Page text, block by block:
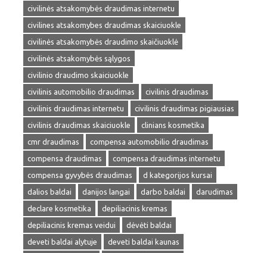
civilinės atsakomybės draudimas internetu
civilines atsakomybes draudimas skaiciuokle
civilinės atsakomybės draudimo skaičiuoklė
civilinės atsakomybės sąlygos
civilinio draudimo skaiciuokle
civilinis automobilio draudimas
civilinis draudimas
civilinis draudimas internetu
civilinis draudimas pigiausias
civilinis draudimas skaiciuokle
clinians kosmetika
cmr draudimas
compensa automobilio draudimas
compensa draudimas
compensa draudimas internetu
compensa gyvybės draudimas
d kategorijos kursai
dalios baldai
danijos langai darbo baldai
darudimas
declare kosmetika
depiliacinis kremas
depiliacinis kremas veidui
dėvėti baldai
deveti baldai alytuje
deveti baldai kaunas